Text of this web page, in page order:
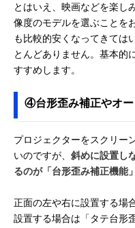
とはいえ、映画などを楽し
像度のモデルを選ぶことを
も比較的安くなってきては
とんどありません。基本的
すすめします。
④台形歪み補正やオー
プロジェクターをスクリー
いのですが、 斜めに設置し
るのが「台形歪み補正機能」
正面の左や右に設置する場
設置する場合は「タテ台形